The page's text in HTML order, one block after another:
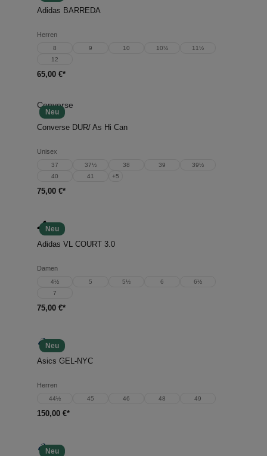
Adidas BARREDA
Herren
8 9 10 10½
11½
12
65,00 €*
Neu
Converse
Converse DUR/ As Hi Can
Unisex
37 37½ 38 39
39½
40
41 +5
75,00 €*
Neu
Adidas VL COURT 3.0
Damen
4½ 5 5½ 6
6½
7
75,00 €*
Neu
Asics GEL-NYC
Herren
44½ 45 46 48 49
150,00 €*
Neu